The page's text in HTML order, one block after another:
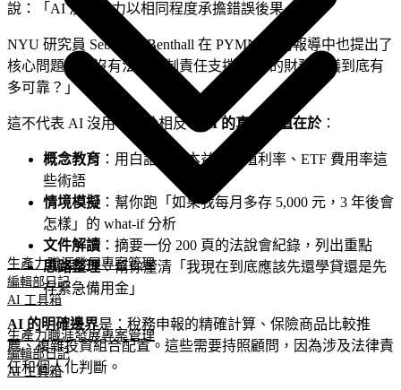
生產力職涯發展專案管理
編輯部日記
AI 工具箱
生產力職涯發展專案管理
編輯部日記
AI 工具箱
說：「AI 沒有能力以相同程度承擔錯誤後果。」
NYU 研究員 Sebastian Benthall 在 PYMNTS 的報導中也提出了
核心問題：「沒有法律強制責任支撐，AI 的財務建議到底有
多可靠？」
這不代表 AI 沒用。恰恰相反， AI 的真正價值在於：
概念教育 ：用白話解釋本益比、殖利率、ETF 費用率這
些術語
情境模擬 ：幫你跑「如果我每月多存 5,000 元，3 年後會
怎樣」的 what-if 分析
文件解讀 ：摘要一份 200 頁的法說會紀錄，列出重點
思路整理：幫你釐清「我現在到底應該先還學貸還是先
存緊急備用金」
AI 的明確邊界是：稅務申報的精確計算、保險商品比較推
薦、複雜投資組合配置。這些需要持照顧問，因為涉及法律責
任和個人化判斷。